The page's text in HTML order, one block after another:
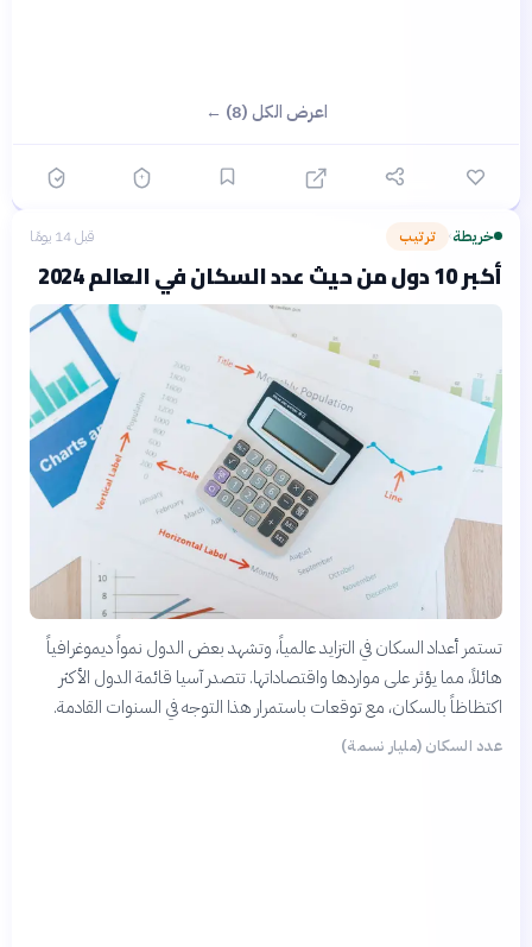
اعرض الكل (8) ←
خريطة› ترتيب قبل 14 يومًا
أكبر 10 دول من حيث عدد السكان في العالم 2024
تستمر أعداد السكان في التزايد عالمياً، وتشهد بعض الدول نمواً ديموغرافياً
هائلاً، مما يؤثر على مواردها واقتصاداتها. تتصدر آسيا قائمة الدول الأكثر
اكتظاظاً بالسكان، مع توقعات باستمرار هذا التوجه في السنوات القادمة.
عدد السكان (مليار نسمة)